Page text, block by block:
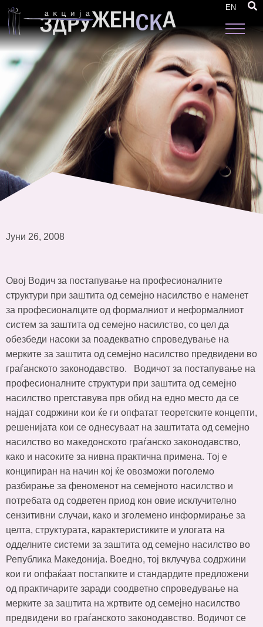
EN
структури при заштита од семејно насилство
Јуни 26, 2008
Овој Водич за постапување на професионалните
структури при заштита од семејно насилство е наменет
за професионалците од формалниот и неформалниот
систем за заштита од семејно насилство, со цел да
обезбеди насоки за поадекватно спроведување на
мерките за заштита од семејно насилство предвидени во
граѓанското законодавство. Водичот за постапување на
професионалните структури при заштита од семејно
насилство претставува прв обид на едно место да се
најдат содржини кои ќе ги опфатат теоретските концепти,
решенијата кои се однесуваат на заштитата од семејно
насилство во македонското граѓанско законодавство,
како и насоките за нивна практична примена. Тој е
конципиран на начин кој ќе овозможи поголемо
разбирање за феноменот на семејното насилство и
потребата од содветен приод кон овие исклучително
сензитивни случаи, како и зголемено информирање за
целта, структурата, карактеристиките и улогата на
одделните системи за заштита од семејно насилство во
Република Македонија. Воедно, тој вклучува содржини
кои ги опфаќаат постапките и стандардите предложени
од практичарите заради соодветно спроведување на
мерките за заштита на жртвите од семејно насилство
предвидени во граѓанското законодавство. Водичот се